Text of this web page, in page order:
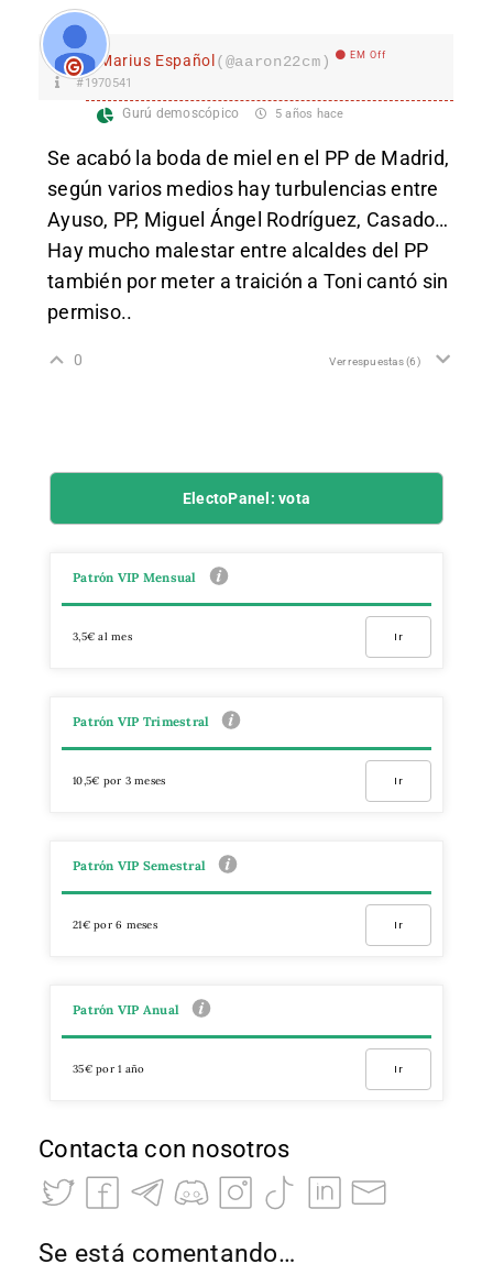
Marius Español (@aaron22cm) EM Off
#1970541
Gurú demoscópico 5 años hace
Se acabó la boda de miel en el PP de Madrid,
según varios medios hay turbulencias entre
Ayuso, PP, Miguel Ángel Rodríguez, Casado…
Hay mucho malestar entre alcaldes del PP
también por meter a traición a Toni cantó sin
permiso..
0 Ver respuestas(6)
ElectoPanel: vota
Patrón VIP Mensual
3,5€ al mes Ir
Patrón VIP Trimestral
10,5€ por 3 meses Ir
Patrón VIP Semestral
21€ por 6 meses Ir
Patrón VIP Anual
35€ por 1 año Ir
Contacta con nosotros
Se está comentando…